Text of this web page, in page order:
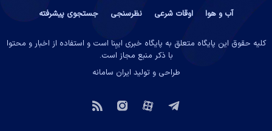
آب و هوا
اوقات شرعی نظرسنجی جستجوی پیشرفته
کلیه حقوق این پایگاه متعلق به پایگاه خبری ایبِنا است و استفاده از اخبار و محتوا
با ذکر منبع مجاز است.
طراحی و تولید ایران سامانه